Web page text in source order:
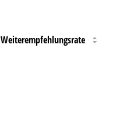
Weiterempfehlungsrate